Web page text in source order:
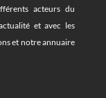
acteurs du
et avec les
et notre annuaire